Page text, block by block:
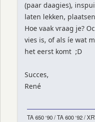
(paar daagies),
laten lekken,
Hoe vaak vraag je?
vies is, of als íe wat
het eerst komt ;D
Succes,
René
TA 650 ‘90 / TA 600 ‘92 /